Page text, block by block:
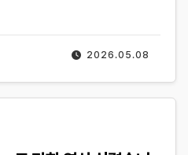
2026.05.08